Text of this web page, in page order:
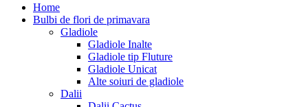
Home
Bulbi de flori de primavara
Gladiole
Gladiole Inalte
Gladiole tip Fluture
Gladiole Unicat
Alte soiuri de gladiole
Dalii